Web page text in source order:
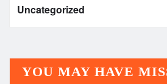
Uncategorized
YOU MAY HAVE